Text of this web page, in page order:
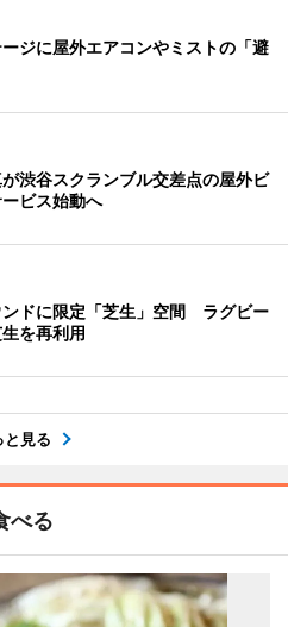
ジに屋外エアコンやミストの「避
渋谷スクランブル交差点の屋外ビ
ビス始動へ
ンドに限定「芝生」空間 ラグビー
を再利用
と見る
べる